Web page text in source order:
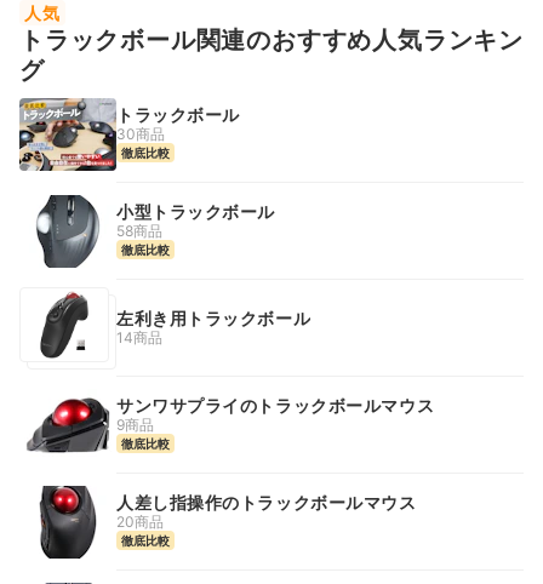
人気
トラックボール関連のおすすめ人気ランキン
グ
トラックボール
30商品
徹底比較
小型トラックボール
58商品
徹底比較
左利き用トラックボール
14商品
サンワサプライのトラックボールマウス
9商品
徹底比較
人差し指操作のトラックボールマウス
20商品
徹底比較